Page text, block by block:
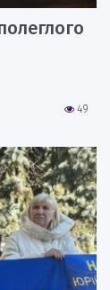
49